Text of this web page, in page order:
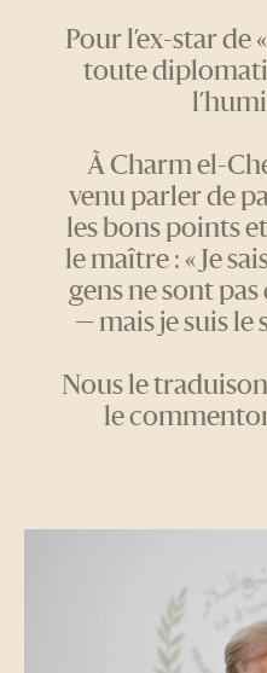
Pour l’ex-star de
toute
À Charm el-
venu parler de
les bons points
le maître : « Je
gens ne sont
— mais je suis le
Nous le
le